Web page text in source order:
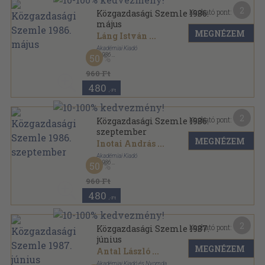
Közgazdasági Szemle 1986.
május
Láng István ...
Akadémiai Kiadó
, 1986
Ragasztott papírkötés
Közgazdasági Szemle sorozat
960 Ft
50
480 ,-Ft
Kapható pont:
MEGNÉZEM
Közgazdasági Szemle 1986.
szeptember
Inotai András ...
Akadémiai Kiadó
, 1986
Ragasztott papírkötés
Közgazdasági Szemle sorozat
960 Ft
50
480 ,-Ft
Kapható pont:
MEGNÉZEM
Közgazdasági Szemle 1987.
június
Antal László ...
Akadémiai Kiadó és Nyomda
Kapható pont:
MEGNÉZEM